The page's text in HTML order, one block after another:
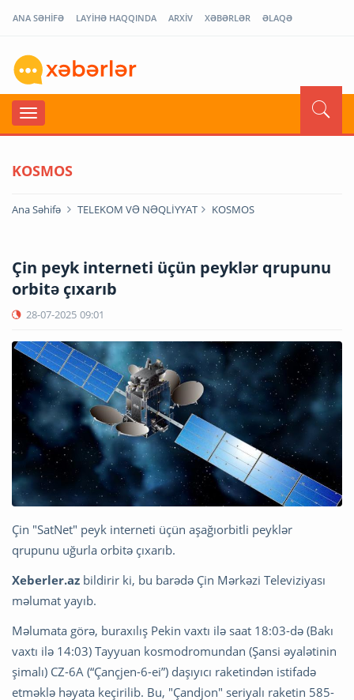
ANA SƏHİFƏ LAYİHƏ HAQQINDA ARXİV XƏBƏRLƏR ƏLAQƏ
KOSMOS
Ana Səhifə TELEKOM VƏ NƏQLİYYAT KOSMOS
Çin peyk interneti üçün peyklər qrupunu
orbitə çıxarıb
28-07-2025 09:01
Çin "SatNet" peyk interneti üçün aşağıorbitli peyklər
qrupunu uğurla orbitə çıxarıb.
Xeberler.az bildirir ki, bu barədə Çin Mərkəzi Televiziyası
məlumat yayıb.
Məlumata görə, buraxılış Pekin vaxtı ilə saat 18:03-də (Bakı
vaxtı ilə 14:03) Tayyuan kosmodromundan (Şansi əyalətinin
şimalı) CZ-6A (“Çançjen-6-ei”) daşıyıcı raketindən istifadə
etməklə həyata keçirilib. Bu, "Çandjon" seriyalı raketin 585-